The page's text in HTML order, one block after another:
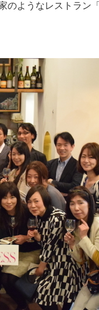
のようなレストラン